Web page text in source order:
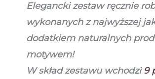
Elegancki zestaw ręcznie
wykonanych z najwyższej
dodatkiem naturalnych
motywem!
W skład zestawu wchodzi9